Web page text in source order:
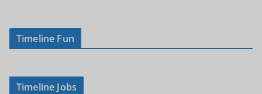
Timeline Fun
Timeline Jobs